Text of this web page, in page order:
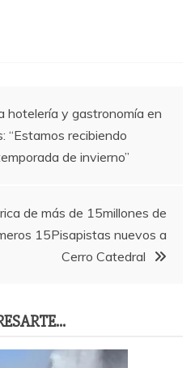
hotelería y gastronomía en
“Estamos recibiendo
de invierno”
de más de 15millones de
15Pisapistas nuevos a
Cerro Catedral